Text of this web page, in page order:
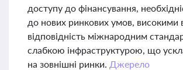
доступу до фінансування,
до нових ринкових умов, високими
відповідність міжнародним
слабкою інфраструктурою, що
на зовнішні ринки. Джерело